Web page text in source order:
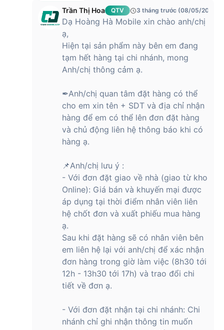
Trần Thị Hoa QTV 3 tháng trước (08/05/2026)
Dạ Hoàng Hà Mobile xin chào anh/chị
ạ,
Hiện tại sản phẩm này bên em đang
tạm hết hàng tại chi nhánh, mong
Anh/chị thông cảm ạ.
✒Anh/chị quan tâm đặt hàng có thể
cho em xin tên + SDT và địa chỉ nhận
hàng để em có thể lên đơn đặt hàng
và chủ động liên hệ thông báo khi có
hàng ạ.
📌Anh/chị lưu ý :
- Với đơn đặt giao về nhà (giao từ kho
Online): Giá bán và khuyến mại được
áp dụng tại thời điểm nhân viên liên
hệ chốt đơn và xuất phiếu mua hàng
ạ.
Sau khi đặt hàng sẽ có nhân viên bên
em liên hệ lại với anh/chị để xác nhận
đơn hàng trong giờ làm việc (8h30 tới
12h - 13h30 tới 17h) và trao đổi chi
tiết về đơn ạ.
- Với đơn đặt nhận tại chi nhánh: Chi
nhánh chỉ ghi nhận thông tin muốn